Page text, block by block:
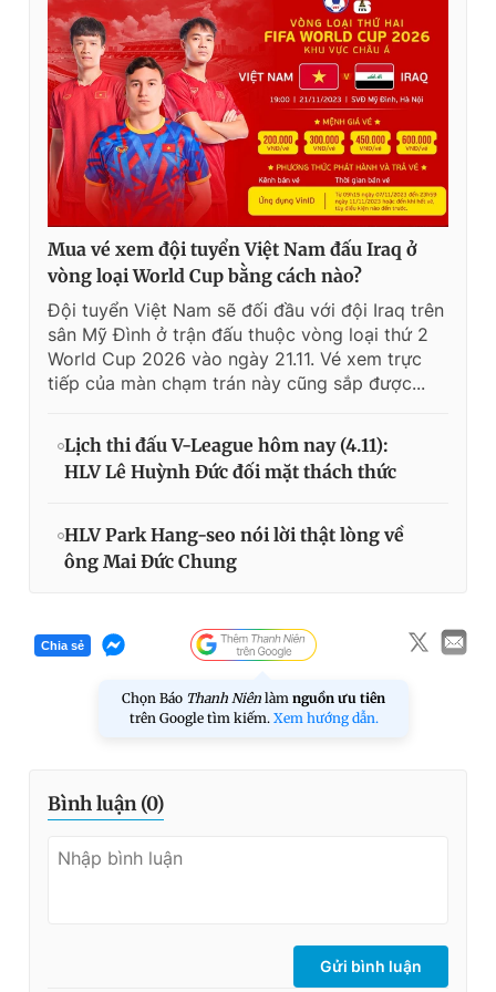
Mua vé xem đội tuyển Việt Nam đấu Iraq ở
vòng loại World Cup bằng cách nào?
Đội tuyển Việt Nam sẽ đối đầu với đội Iraq trên
sân Mỹ Đình ở trận đấu thuộc vòng loại thứ 2
World Cup 2026 vào ngày 21.11. Vé xem trực
tiếp của màn chạm trán này cũng sắp được...
Lịch thi đấu V-League hôm nay (4.11):
HLV Lê Huỳnh Đức đối mặt thách thức
HLV Park Hang-seo nói lời thật lòng về
ông Mai Đức Chung
Chia sẻ
Chọn Báo Thanh Niên làm nguồn ưu tiên
trên Google tìm kiếm. Xem hướng dẫn.
Bình luận (0)
Gửi bình luận